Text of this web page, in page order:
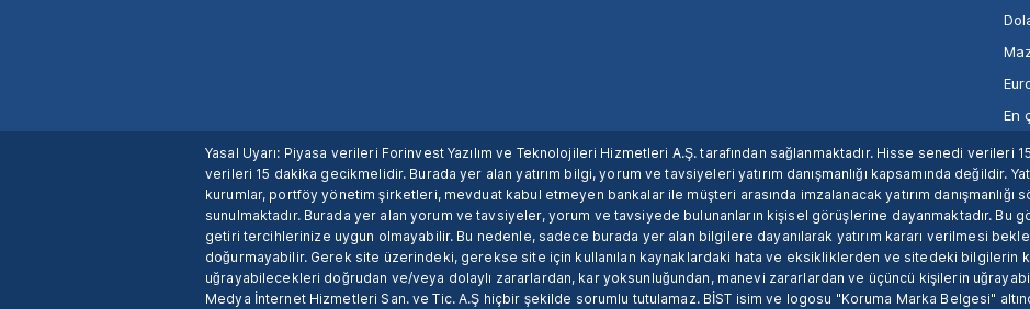
En
Yasal Uyarı: Piyasa verileri Forinvest Yazılım ve Teknolojileri Hizmetleri A.Ş. tarafından sağlanmaktadır. Hisse senedi verileri
verileri 15 dakika gecikmelidir. Burada yer alan yatırım bilgi, yorum ve tavsiyeleri yatırım danışmanlığı kapsamında değildir.
kurumlar, portföy yönetim şirketleri, mevduat kabul etmeyen bankalar ile müşteri arasında imzalanacak yatırım
sunulmaktadır. Burada yer alan yorum ve tavsiyeler, yorum ve tavsiyede bulunanların kişisel görüşlerine dayanmaktadır. Bu
getiri tercihlerinize uygun olmayabilir. Bu nedenle, sadece burada yer alan bilgilere dayanılarak yatırım kararı verilmesi
doğurmayabilir. Gerek site üzerindeki, gerekse site için kullanılan kaynaklardaki hata ve eksikliklerden ve sitedeki bilgilerin
uğrayabilecekleri doğrudan ve/veya dolaylı zararlardan, kar yoksunluğundan, manevi zararlardan ve üçüncü kişilerin
Medya İnternet Hizmetleri San. ve Tic. A.Ş hiçbir şekilde sorumlu tutulamaz. BİST isim ve logosu "Koruma Marka Belgesi"